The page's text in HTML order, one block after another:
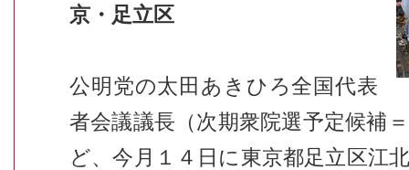
京・足立区
公明党の太田あきひろ全国代表
者会議議長（次期衆院選予定候補
ど、今月１４日に東京都足立区江